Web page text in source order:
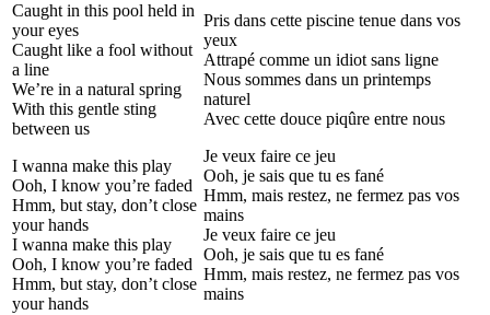
Caught in this pool held in
your eyes
Caught like a fool without
a line
We’re in a natural spring
With this gentle sting
between us
I wanna make this play
Ooh, I know you’re faded
Hmm, but stay, don’t close
your hands
I wanna make this play
Ooh, I know you’re faded
Hmm, but stay, don’t close
your hands
Pris dans cette piscine tenue dans vos
yeux
Attrapé comme un idiot sans ligne
Nous sommes dans un printemps
naturel
Avec cette douce piqûre entre nous
Je veux faire ce jeu
Ooh, je sais que tu es fané
Hmm, mais restez, ne fermez pas vos
mains
Je veux faire ce jeu
Ooh, je sais que tu es fané
Hmm, mais restez, ne fermez pas vos
mains